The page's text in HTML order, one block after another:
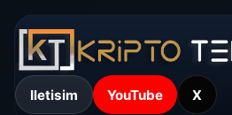
Iletisim YouTube X